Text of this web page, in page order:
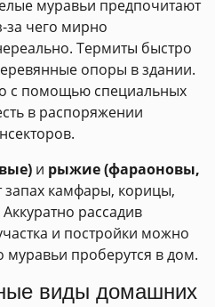
муравьи предпочитают
за чего мирно
Термиты быстро
опоры в здании.
с помощью специальных
в распоряжении
и рыжие (фараоновы,
запах камфары, корицы,
рассадив
и постройки можно
муравьи проберутся в дом.
виды домашних